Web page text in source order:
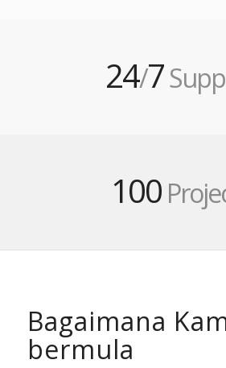
24/7
100
Bagaimana
bermula